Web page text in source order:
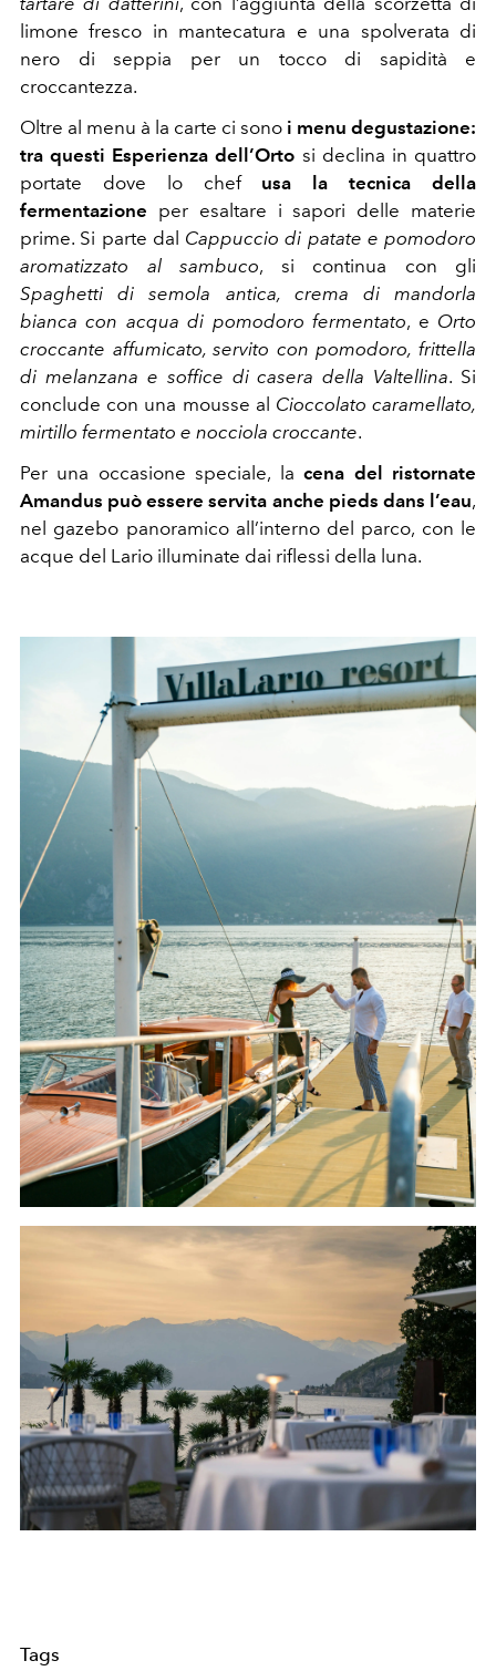
limone fresco in mantecatura e una spolverata di
nero di seppia per un tocco di sapidità e
croccantezza.
Oltre al menu à la carte ci sono i menu degustazione:
tra questi Esperienza dell’Orto si declina in quattro
portate dove lo chef usa la tecnica della
fermentazione per esaltare i sapori delle materie
prime. Si parte dal Cappuccio di patate e pomodoro
aromatizzato al sambuco, si continua con gli
Spaghetti di semola antica, crema di mandorla
bianca con acqua di pomodoro fermentato, e Orto
croccante affumicato, servito con pomodoro, frittella
di melanzana e soffice di casera della Valtellina. Si
conclude con una mousse al Cioccolato caramellato,
mirtillo fermentato e nocciola croccante.
Per una occasione speciale, lacena del ristornate
Amandus può essere servita anche pieds dans l’eau,
nel gazebo panoramico all’interno del parco, con le
acque del Lario illuminate dai riflessi della luna.
Tags